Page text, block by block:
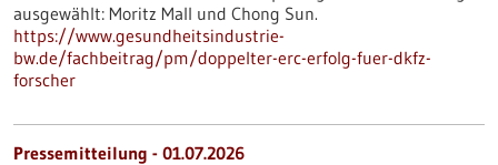
ausgewählt: Moritz Mall und Chong Sun.
https://www.gesundheitsindustrie-
bw.de/fachbeitrag/pm/doppelter-erc-erfolg-fuer-dkfz-
forscher
Pressemitteilung - 01.07.2026